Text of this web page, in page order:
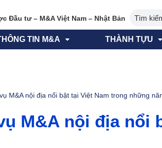
Đầu tư – M&A Việt Nam – Nhật Bản
TIN M&A THÀNH TỰU
M&A nội địa nổi bật tại Việt Nam trong những
M&A nội địa nổi